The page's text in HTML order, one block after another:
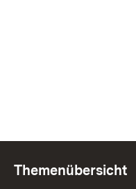
Themenübersicht